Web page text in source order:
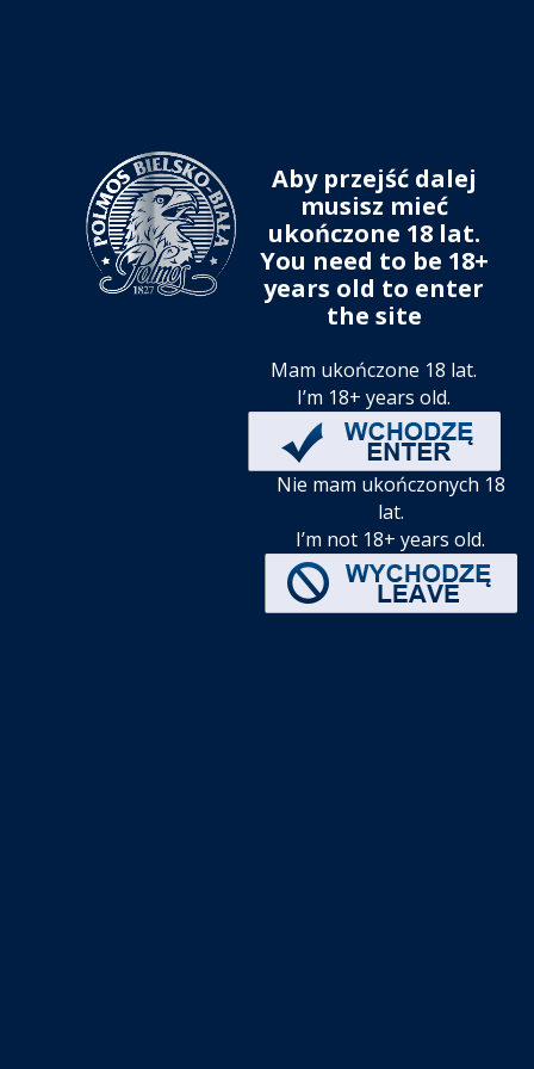
Aby przejść dalej
musisz mieć
ukończone 18 lat.
You need to be 18+
years old to enter
the site
Mam ukończone 18 lat.
I’m 18+ years old.
Nie mam ukończonych 18
lat.
I’m not 18+ years old.